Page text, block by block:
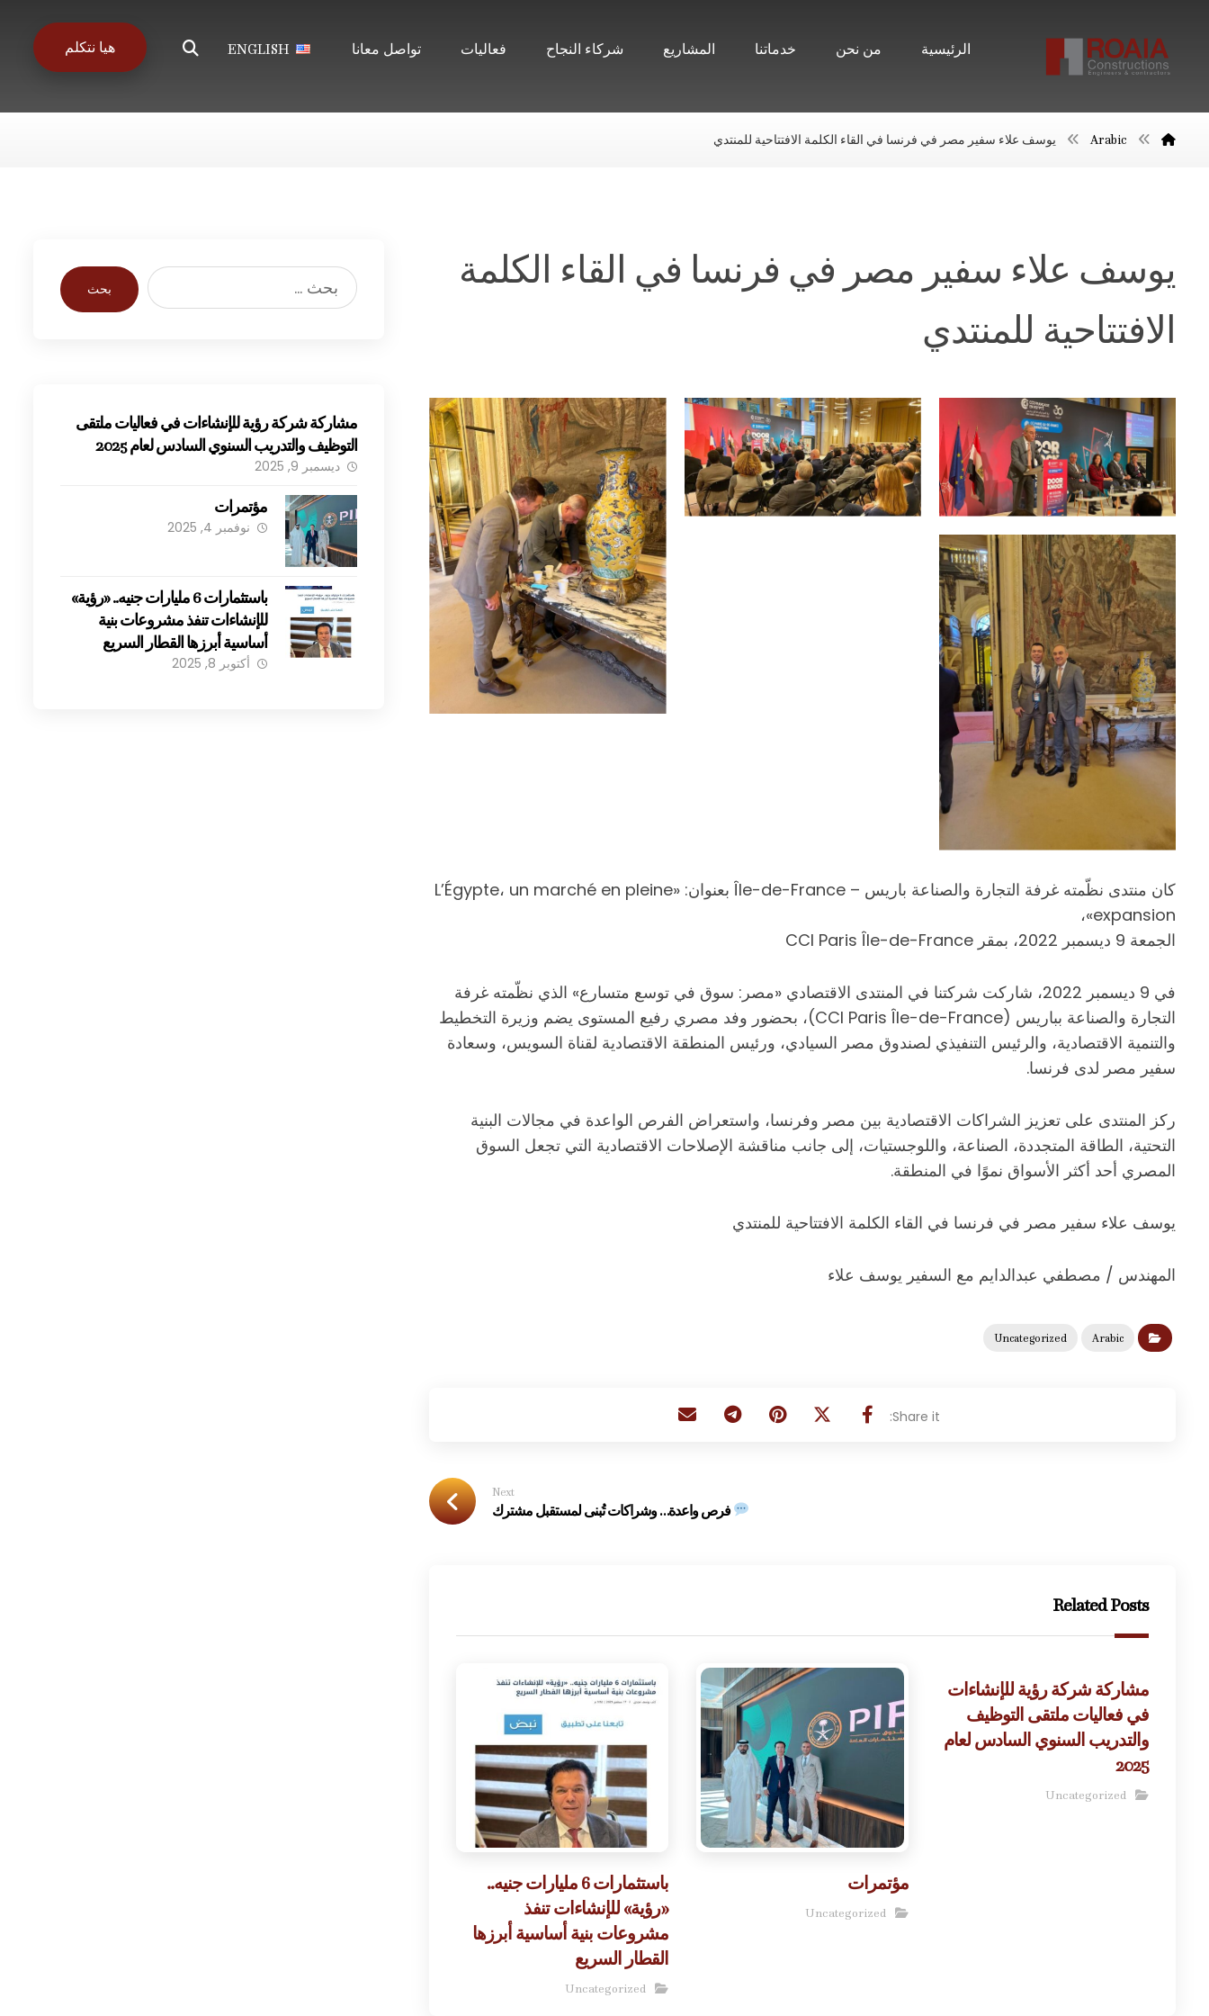
هيا نتكلم الرئيسية من نحن خدماتنا المشاريع شركاء النجاح فعاليات تواصل معانا ENGLISH
Arabic يوسف علاء سفير مصر في فرنسا في القاء الكلمة الافتتاحية للمنتدي
يوسف علاء سفير مصر في فرنسا في القاء الكلمة
الافتتاحية للمنتدي
كان منتدى نظّمته غرفة التجارة والصناعة باريس – Île-de-France بعنوان: «L’Égypte، un marché en pleine
expansion»،
الجمعة 9 ديسمبر 2022، بمقر CCI Paris Île-de-France
في 9 ديسمبر 2022، شاركت شركتنا في المنتدى الاقتصادي «مصر: سوق في توسع متسارع» الذي نظّمته غرفة
التجارة والصناعة بباريس (CCI Paris Île-de-France)، بحضور وفد مصري رفيع المستوى يضم وزيرة التخطيط
والتنمية الاقتصادية، والرئيس التنفيذي لصندوق مصر السيادي، ورئيس المنطقة الاقتصادية لقناة السويس، وسعادة
سفير مصر لدى فرنسا.
ركز المنتدى على تعزيز الشراكات الاقتصادية بين مصر وفرنسا، واستعراض الفرص الواعدة في مجالات البنية
التحتية، الطاقة المتجددة، الصناعة، واللوجستيات، إلى جانب مناقشة الإصلاحات الاقتصادية التي تجعل السوق
المصري أحد أكثر الأسواق نموًا في المنطقة.
يوسف علاء سفير مصر في فرنسا في القاء الكلمة الافتتاحية للمنتدي
المهندس / مصطفي عبدالدايم مع السفير يوسف علاء
Arabic
Uncategorized
Next
فرص واعدة… وشراكات تُبنى لمستقبل مشترك
Related Posts
مشاركة شركة رؤية للإنشاءات
في فعاليات ملتقى التوظيف
والتدريب السنوي السادس لعام
2025
Uncategorized
مؤتمرات
Uncategorized
باستثمارات 6 مليارات جنيه..
«رؤية» للإنشاءات تنفذ
مشروعات بنية أساسية أبرزها
القطار السريع
Uncategorized
بحث
مشاركة شركة رؤية للإنشاءات في فعاليات ملتقى
التوظيف والتدريب السنوي السادس لعام 2025
ديسمبر 9, 2025
مؤتمرات
نوفمبر 4, 2025
باستثمارات 6 مليارات جنيه.. «رؤية»
للإنشاءات تنفذ مشروعات بنية
أساسية أبرزها القطار السريع
أكتوبر 8, 2025